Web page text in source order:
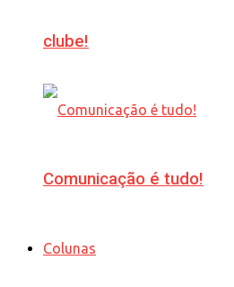
clube!
Comunicação é tudo!
Colunas